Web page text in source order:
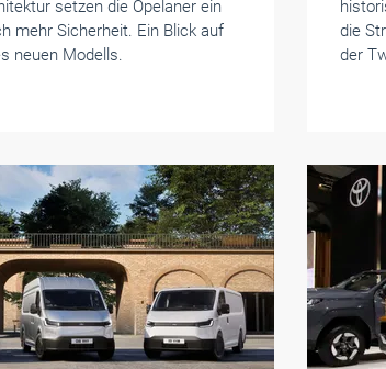
setzen die Opelaner ein
mehr Sicherheit. Ein Blick auf
neuen Modells.
die
der